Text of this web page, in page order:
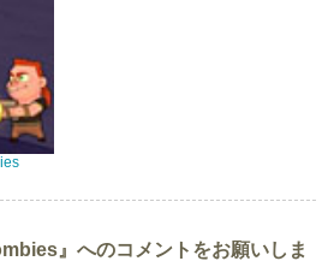
』へのコメントをお願いしま